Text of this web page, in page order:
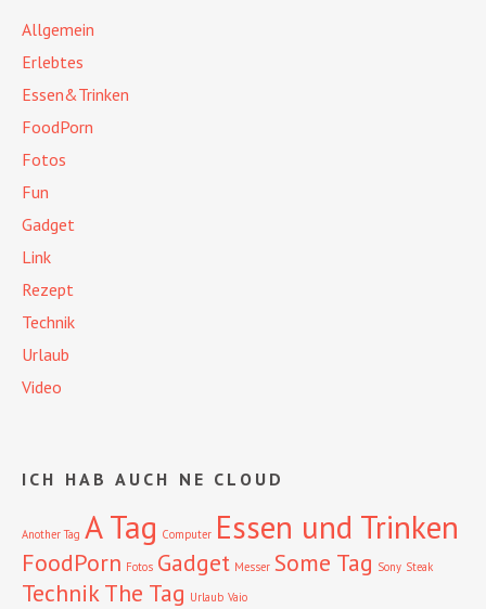
Allgemein
Erlebtes
Essen&Trinken
FoodPorn
Fotos
Fun
Gadget
Link
Rezept
Technik
Urlaub
Video
ICH HAB AUCH NE CLOUD
Another Tag A Tag Computer Essen und Trinken
FoodPorn Fotos Gadget Messer Some Tag Sony Steak
TechnikThe Tag Urlaub Vaio